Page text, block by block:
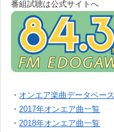
番組試聴は公式サイトへ
・ オンエア楽曲データベース
・ 2017年オンエア曲一覧
・ 2018年オンエア曲一覧